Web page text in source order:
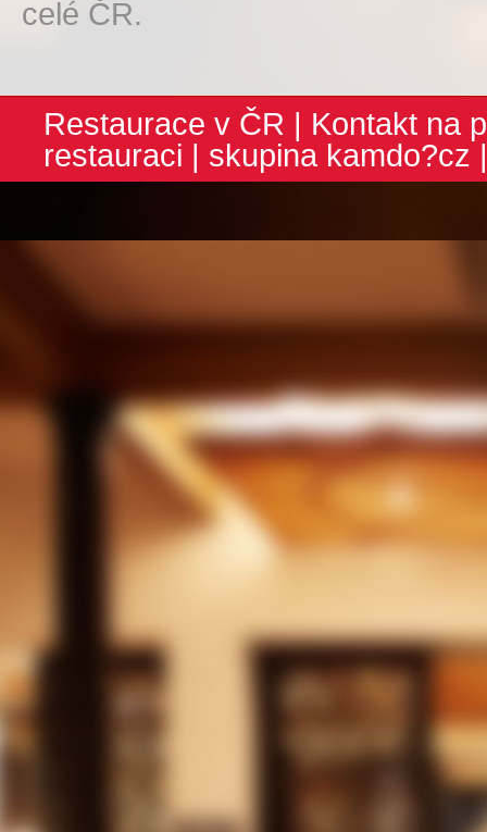
celé ČR.
Restaurace v ČR | Kontakt na
restauraci | skupina kamdo?cz |